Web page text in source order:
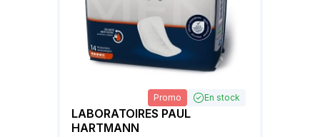
Promo En stock
LABORATOIRES PAUL
HARTMANN